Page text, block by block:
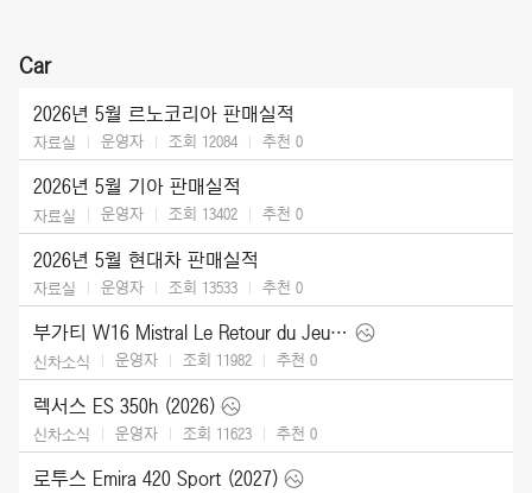
Car
2026년 5월 르노코리아 판매실적
자료실 운영자 조회 12084 추천 0
2026년 5월 기아 판매실적
자료실 운영자 조회 13402 추천 0
2026년 5월 현대차 판매실적
자료실 운영자 조회 13533 추천 0
부가티 W16 Mistral Le Retour du Jeune Prince (2026)
신차소식 운영자 조회 11982 추천 0
렉서스 ES 350h (2026)
신차소식 운영자 조회 11623 추천 0
로투스 Emira 420 Sport (2027)